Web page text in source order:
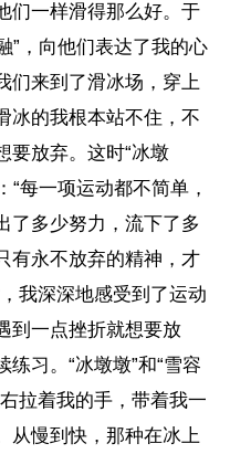
们一样滑得那么好。于
”，向他们表达了我的心
们来到了滑冰场，穿上
冰的我根本站不住，不
要放弃。这时“冰墩
“每一项运动都不简单，
了多少努力，流下了多
有永不放弃的精神，才
我深深地感受到了运动
到一点挫折就想要放
习。“冰墩墩”和“雪容
拉着我的手，带着我一
慢到快，那种在冰上